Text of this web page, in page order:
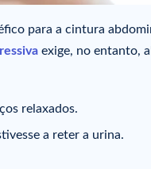
para a cintura
exige, no entanto,
relaxados.
a reter a urina.